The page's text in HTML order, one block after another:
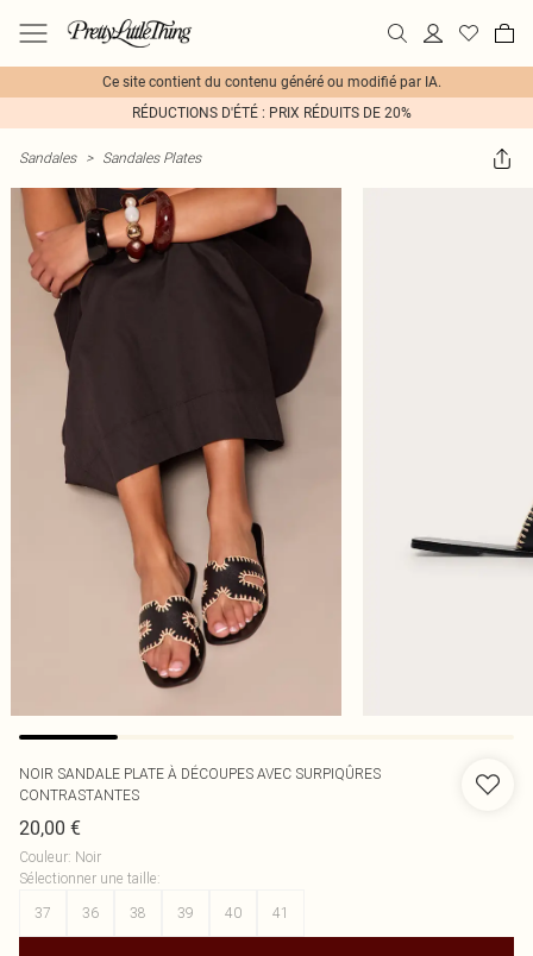
Ce site contient du contenu généré ou modifié par IA.
RÉDUCTIONS D'ÉTÉ : PRIX RÉDUITS DE 20%
Sandales > Sandales Plates
NOIR SANDALE PLATE À DÉCOUPES AVEC SURPIQÛRES
CONTRASTANTES
20,00 €
Couleur: Noir
Sélectionner une taille:
37
36 38 39 40 41